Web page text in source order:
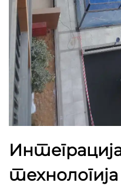
технологија